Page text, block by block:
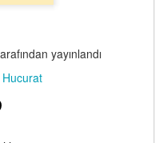
yayınlandı
Hucurat